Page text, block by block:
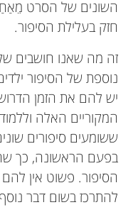
השונים של הסרט
חזק בעלילת הסיפור.
זה מה שאנו חושבים
נוספת של הסיפור
יש להם את הזמן
המקוריים האלה
ששומעים סיפורים
בפעם הראשונה, כך
הסיפור. פשוט אין להם
להתרכז בשום דבר